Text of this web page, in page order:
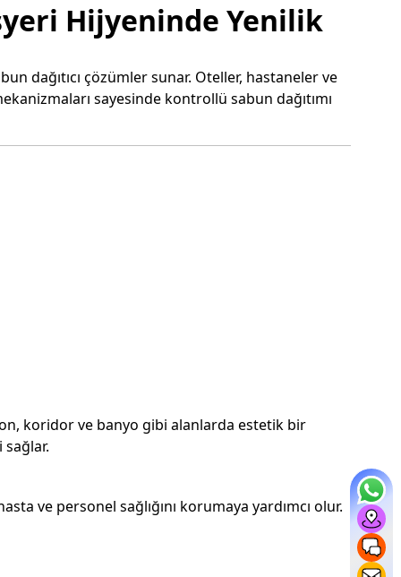
Hijyeninde Yenilik
dağıtıcı çözümler sunar. Oteller, hastaneler ve
sayesinde kontrollü sabun dağıtımı
koridor ve banyo gibi alanlarda estetik bir
ve personel sağlığını korumaya yardımcı olur.